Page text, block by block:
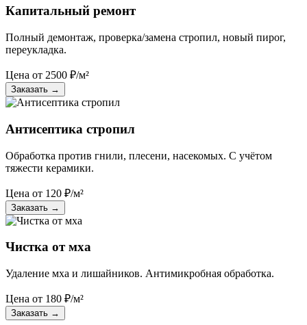
Капитальный ремонт
Полный демонтаж, проверка/замена стропил, новый пирог,
переукладка.
Цена от 2500 ₽/м²
Заказать →
Антисептика стропил
Обработка против гнили, плесени, насекомых. С учётом
тяжести керамики.
Цена от 120 ₽/м²
Заказать →
Чистка от мха
Удаление мха и лишайников. Антимикробная обработка.
Цена от 180 ₽/м²
Заказать →